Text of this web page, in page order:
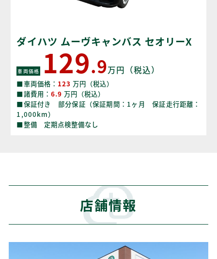
ダイハツ ムーヴキャンバス セオリーX
車両価格 129.9万円（税込）
■車両価格： 123 万円（税込）
■諸費用： 6.9 万円（税込）
■保証付き 部分保証（保証期間：1ヶ月 保証走行距離：
1,000km）
■整備 定期点検整備なし
店舗情報